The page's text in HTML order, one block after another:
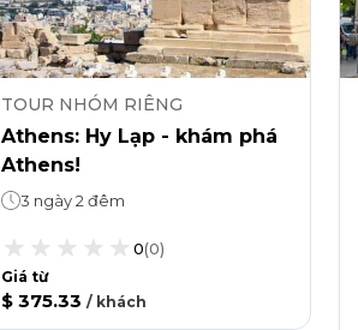
TOUR NHÓM RIÊNG
Athens: Hy Lạp - khám phá
Athens!
3 ngày 2 đêm
0(0)
Giá từ
$ 375.33 / khách